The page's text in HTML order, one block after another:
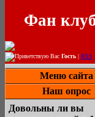
Фан
Приветствую Вас Гость | RSS
Меню сайта
Наш опрос
Довольны ли вы